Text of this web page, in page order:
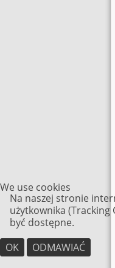
We use cookies
Na naszej stronie
użytkownika (Tracking
być dostępne.
OK
ODMAWIAĆ